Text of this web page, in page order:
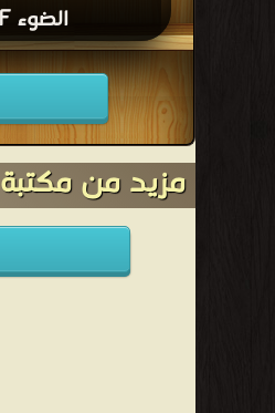
الضوء PDF
مزيد من مكتبة